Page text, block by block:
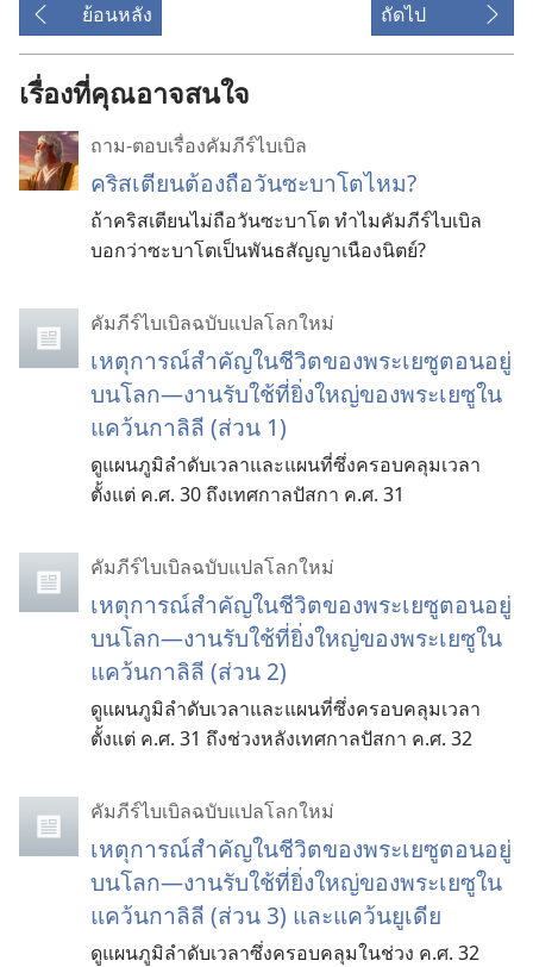
ย้อนหลัง ถัดไป
เรื่องที่คุณอาจสนใจ
ถาม-ตอบเรื่องคัมภีร์ไบเบิล
คริสเตียนต้องถือวันซะบาโตไหม?
ถ้าคริสเตียนไม่ถือวันซะบาโต ทำไมคัมภีร์ไบเบิล
บอกว่าซะบาโตเป็นพันธสัญญาเนืองนิตย์?
คัมภีร์ไบเบิลฉบับแปลโลกใหม่
เหตุการณ์สำคัญในชีวิตของพระเยซูตอนอยู่
บนโลก—งานรับใช้ที่ยิ่งใหญ่ของพระเยซูใน
แคว้นกาลิลี (ส่วน 1)
ดูแผนภูมิลำดับเวลาและแผนที่ซึ่งครอบคลุมเวลา
ตั้งแต่ ค.ศ. 30 ถึงเทศกาลปัสกา ค.ศ. 31
คัมภีร์ไบเบิลฉบับแปลโลกใหม่
เหตุการณ์สำคัญในชีวิตของพระเยซูตอนอยู่
บนโลก—งานรับใช้ที่ยิ่งใหญ่ของพระเยซูใน
แคว้นกาลิลี (ส่วน 2)
ดูแผนภูมิลำดับเวลาและแผนที่ซึ่งครอบคลุมเวลา
ตั้งแต่ ค.ศ. 31 ถึงช่วงหลังเทศกาลปัสกา ค.ศ. 32
คัมภีร์ไบเบิลฉบับแปลโลกใหม่
เหตุการณ์สำคัญในชีวิตของพระเยซูตอนอยู่
บนโลก—งานรับใช้ที่ยิ่งใหญ่ของพระเยซูใน
แคว้นกาลิลี (ส่วน 3) และแคว้นยูเดีย
ดูแผนภูมิลำดับเวลาซึ่งครอบคลุมในช่วง ค.ศ. 32